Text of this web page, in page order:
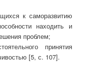
к саморазвитию
находить и
проблем;
принятия
[5, с. 107].